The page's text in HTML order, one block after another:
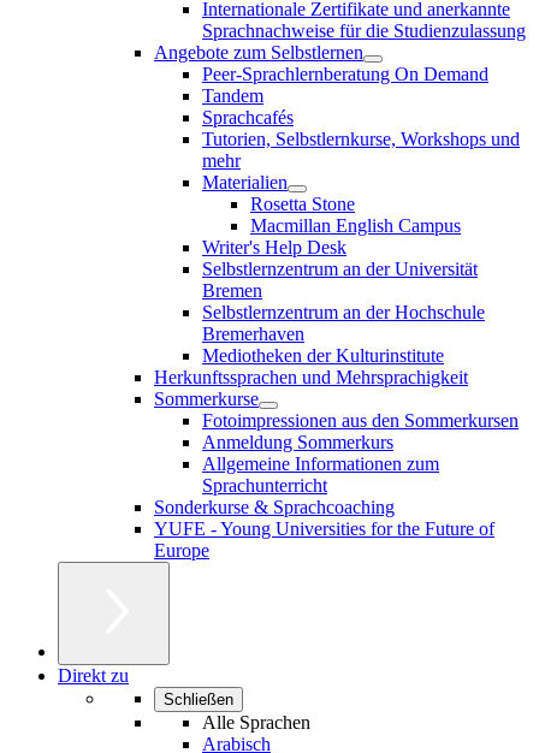
Internationale Zertifikate und anerkannte
Sprachnachweise für die Studienzulassung
Angebote zum Selbstlernen
Peer-Sprachlernberatung On Demand
Tandem
Sprachcafés
Tutorien, Selbstlernkurse, Workshops und
mehr
Materialien
Rosetta Stone
Macmillan English Campus
Writer's Help Desk
Selbstlernzentrum an der Universität
Bremen
Selbstlernzentrum an der Hochschule
Bremerhaven
Mediotheken der Kulturinstitute
Herkunftssprachen und Mehrsprachigkeit
Sommerkurse
Fotoimpressionen aus den Sommerkursen
Anmeldung Sommerkurs
Allgemeine Informationen zum
Sprachunterricht
Sonderkurse & Sprachcoaching
YUFE - Young Universities for the Future of
Europe
Direkt zu
Schließen
Alle Sprachen
Arabisch